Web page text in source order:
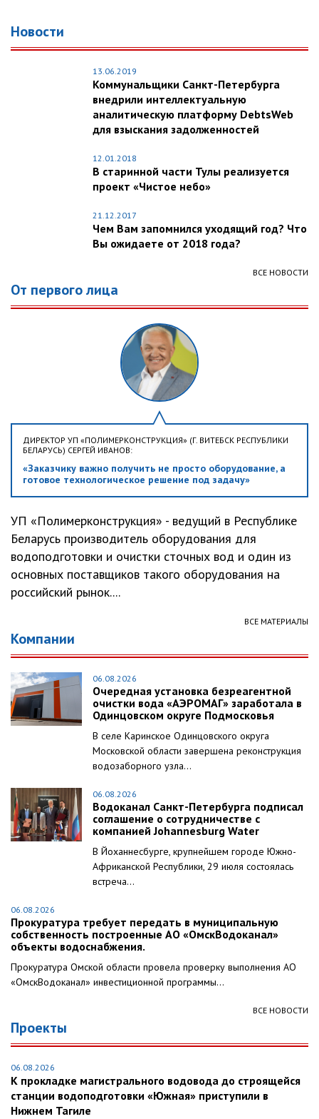
Новости
13.06.2019
Коммунальщики Санкт-Петербурга
внедрили интеллектуальную
аналитическую платформу DebtsWeb
для взыскания задолженностей
12.01.2018
В старинной части Тулы реализуется
проект «Чистое небо»
21.12.2017
Чем Вам запомнился уходящий год? Что
Вы ожидаете от 2018 года?
ВСЕ НОВОСТИ
От первого лица
ДИРЕКТОР УП «ПОЛИМЕРКОНСТРУКЦИЯ» (Г. ВИТЕБСК РЕСПУБЛИКИ
БЕЛАРУСЬ) СЕРГЕЙ ИВАНОВ:
«Заказчику важно получить не просто оборудование, а
готовое технологическое решение под задачу»
УП «Полимерконструкция» - ведущий в Республике
Беларусь производитель оборудования для
водоподготовки и очистки сточных вод и один из
основных поставщиков такого оборудования на
российский рынок....
ВСЕ МАТЕРИАЛЫ
Компании
06.08.2026
Очередная установка безреагентной
очистки вода «АЭРОМАГ» заработала в
Одинцовском округе Подмосковья
В селе Каринское Одинцовского округа
Московской области завершена реконструкция
водозаборного узла...
06.08.2026
Водоканал Санкт-Петербурга подписал
соглашение о сотрудничестве с
компанией Johannesburg Water
В Йоханнесбурге, крупнейшем городе Южно-
Африканской Республики, 29 июля состоялась
встреча...
06.08.2026
Прокуратура требует передать в муниципальную
собственность построенные АО «ОмскВодоканал»
объекты водоснабжения.
Прокуратура Омской области провела проверку выполнения АО
«ОмскВодоканал» инвестиционной программы...
ВСЕ НОВОСТИ
Проекты
06.08.2026
К прокладке магистрального водовода до строящейся
станции водоподготовки «Южная» приступили в
Нижнем Тагиле